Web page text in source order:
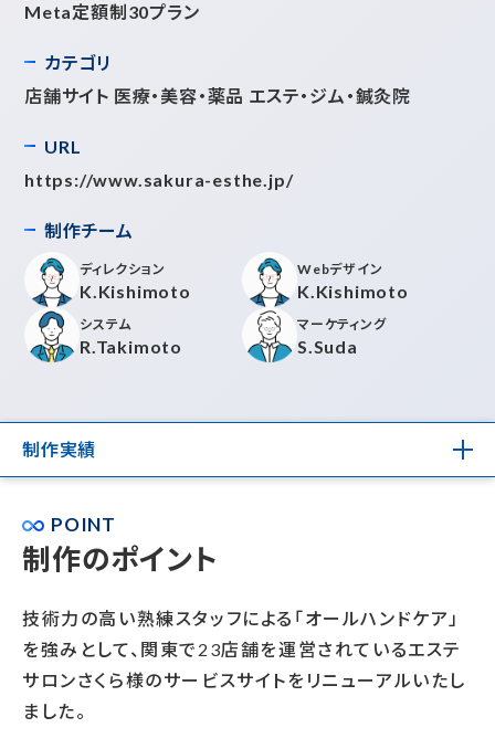
Meta定額制30プラン
カテゴリ
店舗サイト 医療・美容・薬品 エステ・ジム・鍼灸院
URL
https://www.sakura-esthe.jp/
制作チーム
ディレクション
K.Kishimoto
Webデザイン
K.Kishimoto
システム
R.Takimoto
マーケティング
S.Suda
制作実績
POINT
制作のポイント
技術力の高い熟練スタッフによる「オールハンドケア」
を強みとして、関東で 23店舗を運営されているエステ
サロンさくら様のサービスサイトをリニューアルいたし
ました。